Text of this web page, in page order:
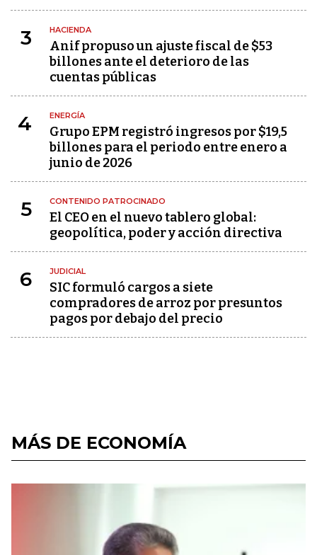
3 HACIENDA
Anif propuso un ajuste fiscal de $53
billones ante el deterioro de las
cuentas públicas
4 ENERGÍA
Grupo EPM registró ingresos por $19,5
billones para el periodo entre enero a
junio de 2026
5 CONTENIDO PATROCINADO
El CEO en el nuevo tablero global:
geopolítica, poder y acción directiva
6 JUDICIAL
SIC formuló cargos a siete
compradores de arroz por presuntos
pagos por debajo del precio
MÁS DE ECONOMÍA